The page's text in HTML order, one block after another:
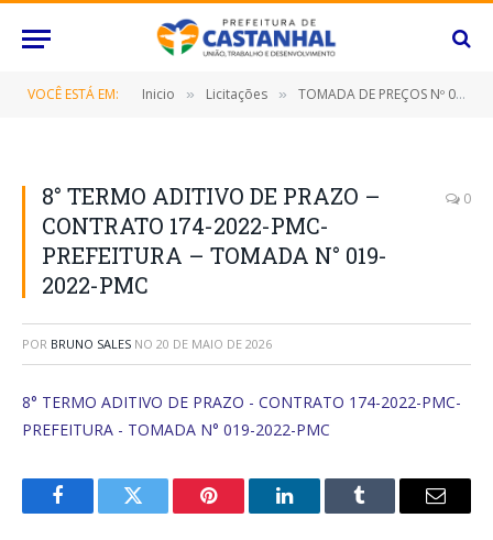
VOCÊ ESTÁ EM: Inicio » Licitações » TOMADA DE PREÇOS Nº 019/2022 (CONTRATAÇÃO DE EMPRESA ESPECIALIZADA PARA REFORMA E AMPLIAÇÃO DA PRAÇA DO BAIRRO NOVO ESTRELA, NESTE MUNICÍPIO DE CASTANHAL/PARÁ)
8° TERMO ADITIVO DE PRAZO –
CONTRATO 174-2022-PMC-
PREFEITURA – TOMADA N° 019-
2022-PMC
0
POR BRUNO SALES NO 20 DE MAIO DE 2026
8° TERMO ADITIVO DE PRAZO - CONTRATO 174-2022-PMC-
PREFEITURA - TOMADA N° 019-2022-PMC
FacebookTwitter Pinterest O
Tumblr
E-